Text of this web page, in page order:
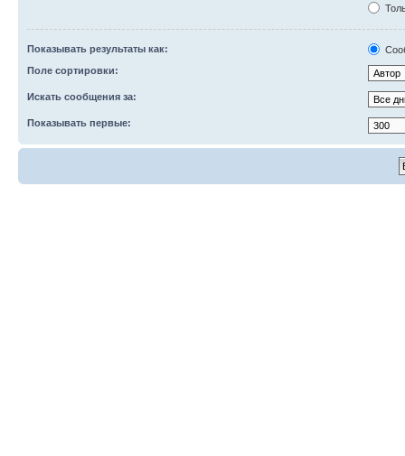
Показывать результаты как:
Поле сортировки:
Искать сообщения за:
Показывать первые: